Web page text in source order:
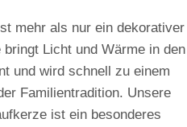
mehr als nur ein dekorativer
bringt Licht und Wärme in den
und wird schnell zu einem
Familientradition. Unsere
ist ein besonderes